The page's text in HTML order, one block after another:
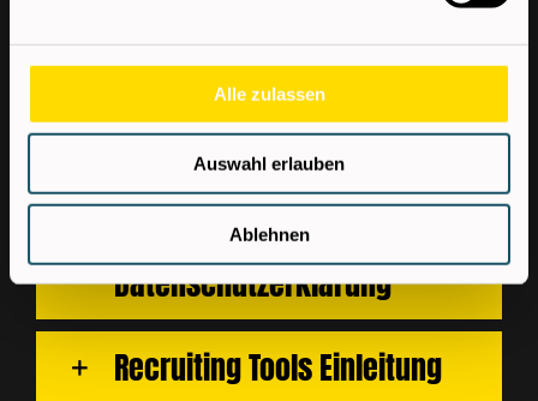
Alle zulassen
Auswahl erlauben
Ablehnen
Cookie Consent
Management Platform
Einleitung
Cookiebot
Datenschutzerklärung
Recruiting Tools Einleitung